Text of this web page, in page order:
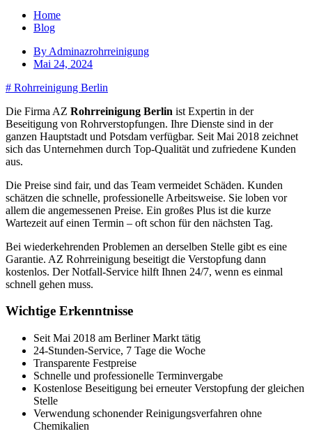
Home
Blog
By Adminazrohrreinigung
Mai 24, 2024
# Rohrreinigung Berlin
Die Firma AZ Rohrreinigung Berlin ist Expertin in der
Beseitigung von Rohrverstopfungen. Ihre Dienste sind in der
ganzen Hauptstadt und Potsdam verfügbar. Seit Mai 2018 zeichnet
sich das Unternehmen durch Top-Qualität und zufriedene Kunden
aus.
Die Preise sind fair, und das Team vermeidet Schäden. Kunden
schätzen die schnelle, professionelle Arbeitsweise. Sie loben vor
allem die angemessenen Preise. Ein großes Plus ist die kurze
Wartezeit auf einen Termin – oft schon für den nächsten Tag.
Bei wiederkehrenden Problemen an derselben Stelle gibt es eine
Garantie. AZ Rohrreinigung beseitigt die Verstopfung dann
kostenlos. Der Notfall-Service hilft Ihnen 24/7, wenn es einmal
schnell gehen muss.
Wichtige Erkenntnisse
Seit Mai 2018 am Berliner Markt tätig
24-Stunden-Service, 7 Tage die Woche
Transparente Festpreise
Schnelle und professionelle Terminvergabe
Kostenlose Beseitigung bei erneuter Verstopfung der gleichen
Stelle
Verwendung schonender Reinigungsverfahren ohne
Chemikalien